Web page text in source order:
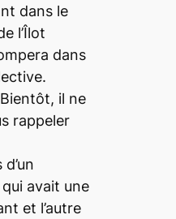
dans le
l’Îlot
dans
il ne
rappeler
avait une
et l’autre